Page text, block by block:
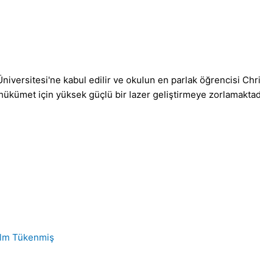
kabul edilir ve okulun en parlak öğrencisi
için yüksek güçlü bir lazer geliştirmeye
Tükenmiş